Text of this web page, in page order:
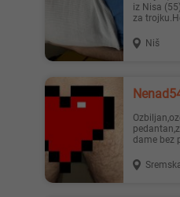
iz Nisa
za
Niš
Ozbiljan,ozenjen 54 god.,kulturan
dame bez